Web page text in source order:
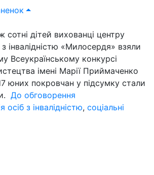
сотні дітей вихованці центру
з інвалідністю «Милосердя» взяли
Всеукраїнському конкурсі
імені Марії Приймаченко
юних покровчан у підсумку стали
До обговорення
осіб з інвалідністю, соціальні